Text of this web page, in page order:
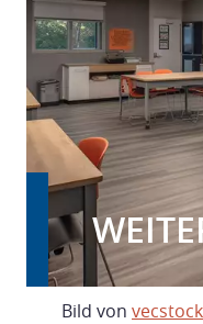
Bild von